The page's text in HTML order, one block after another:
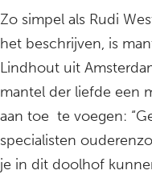
Zo simpel als Rudi
het beschrijven, is
Lindhout uit
mantel der liefde een
aan toe te voegen:
specialisten
je in dit doolhof